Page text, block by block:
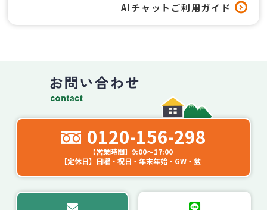
AIチャットご利用ガイド
0120-156-298
【営業時間】9:00～17:00
【定休日】日曜・祝日・年末年始・GW・盆